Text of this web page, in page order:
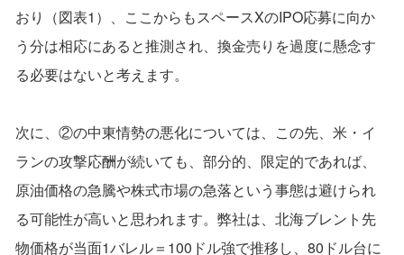
おり（図表1）、ここからもスペースXのIPO応募に向か
う分は相応にあると推測され、換金売りを過度に懸念す
る必要はないと考えます。
次に、②の中東情勢の悪化については、この先、米・イ
ランの攻撃応酬が続いても、部分的、限定的であれば、
原油価格の急騰や株式市場の急落という事態は避けられ
る可能性が高いと思われます。弊社は、北海ブレント先
物価格が当面1バレル＝100ドル強で推移し、80ドル台に